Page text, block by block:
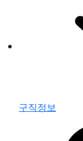
구직정보